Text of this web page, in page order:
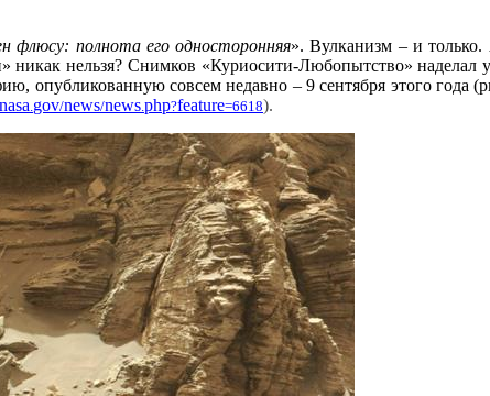
флюсу: полнота его односторонняя». Вулканизм – и только.
никак нельзя? Снимков «Куриосити-Любопытство»
опубликованную совсем недавно – 9 сентября этого года
nasa.gov/news/news.php?feature=6618).